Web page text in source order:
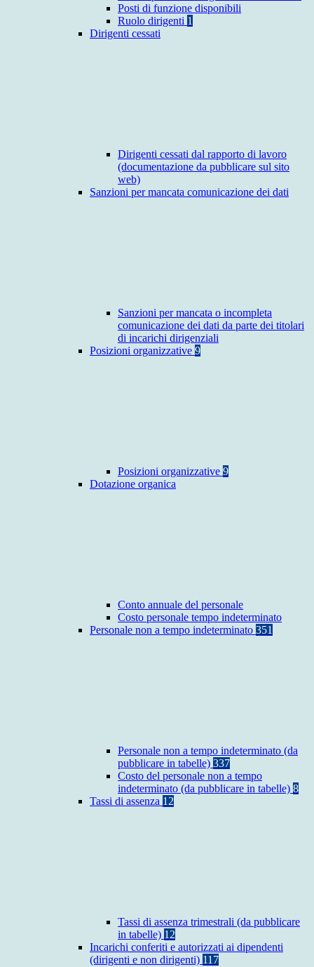
Posti di funzione disponibili
Ruolo dirigenti 1
Dirigenti cessati
Dirigenti cessati dal rapporto di lavoro
(documentazione da pubblicare sul sito
web)
Sanzioni per mancata comunicazione dei dati
Sanzioni per mancata o incompleta
comunicazione dei dati da parte dei titolari
di incarichi dirigenziali
Posizioni organizzative 9
Posizioni organizzative 9
Dotazione organica
Conto annuale del personale
Costo personale tempo indeterminato
Personale non a tempo indeterminato 351
Personale non a tempo indeterminato (da
pubblicare in tabelle) 337
Costo del personale non a tempo
indeterminato (da pubblicare in tabelle) 8
Tassi di assenza 12
Tassi di assenza trimestrali (da pubblicare
in tabelle) 12
Incarichi conferiti e autorizzati ai dipendenti
(dirigenti e non dirigenti) 117